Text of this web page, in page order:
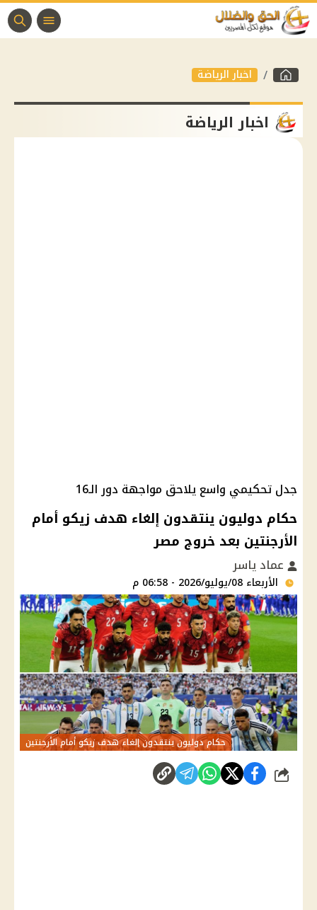
اخبار الرياضة
اخبار الرياضة
جدل تحكيمي واسع يلاحق مواجهة دور الـ16
حكام دوليون ينتقدون إلغاء هدف زيكو أمام
الأرجنتين بعد خروج مصر
عماد ياسر
الأربعاء 08/يوليو/2026 - 06:58 م
حكام دوليون ينتقدون إلغاء هدف زيكو أمام الأرجنتين
شارك